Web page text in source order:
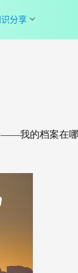
分享
——我的档案在哪